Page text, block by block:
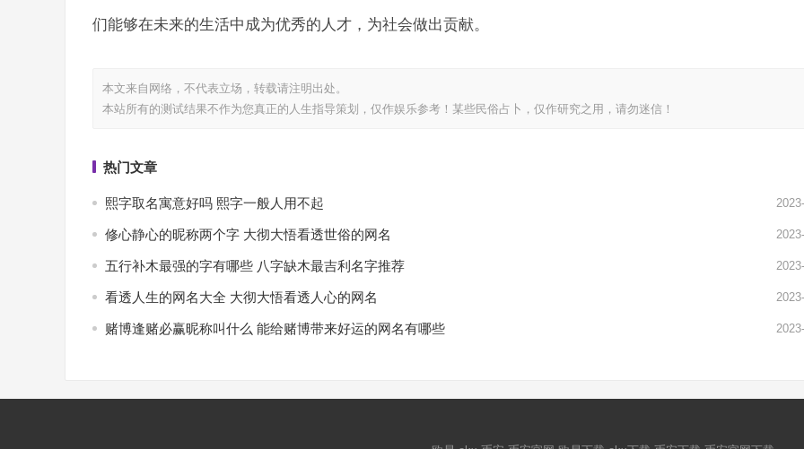
们能够在未来的生活中成为优秀的人才，为社会做出贡献。
本文来自网络，不代表立场，转载请注明出处。
本站所有的测试结果不作为您真正的人生指导策划，仅作娱乐参考！某些民俗占卜，仅作研究之用，请勿迷信！
热门文章
熙字取名寓意好吗 熙字一般人用不起
修心静心的昵称两个字 大彻大悟看透世俗的网名
五行补木最强的字有哪些 八字缺木最吉利名字推荐
看透人生的网名大全 大彻大悟看透人心的网名
赌博逢赌必赢昵称叫什么 能给赌博带来好运的网名有哪些